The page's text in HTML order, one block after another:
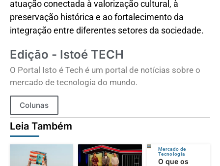
atuação conectada à valorização cultural, à
preservação histórica e ao fortalecimento da
integração entre diferentes setores da sociedade.
Edição - Istoé TECH
O Portal Isto é Tech é um portal de notícias sobre o
mercado de tecnologia do mundo.
Colunas
Leia Também
Mercado de
Tecnologia
O que os